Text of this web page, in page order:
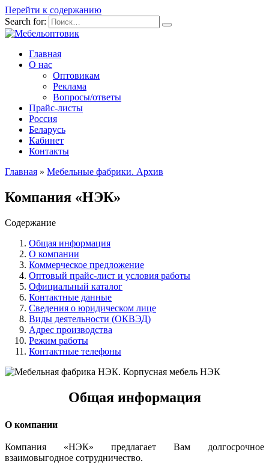
Перейти к содержанию
Search for:
Главная
О нас
Оптовикам
Реклама
Вопросы/ответы
Прайс-листы
Россия
Беларусь
Кабинет
Контакты
Главная » Мебельные фабрики. Архив
Компания «НЭК»
Содержание
Общая информация
О компании
Коммерческое предложение
Оптовый прайс-лист и условия работы
Официальный каталог
Контактные данные
Сведения о юридическом лице
Виды деятельности (ОКВЭД)
Адрес производства
Режим работы
Контактные телефоны
Общая информация
О компании
Компания «НЭК» предлагает Вам долгосрочное
взаимовыгодное сотрудничество.